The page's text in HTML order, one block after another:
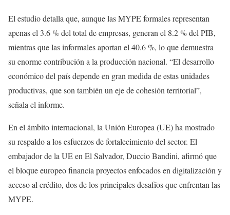
El estudio detalla que, aunque las MYPE formales representan
apenas el 3.6 % del total de empresas, generan el 8.2 % del PIB,
mientras que las informales aportan el 40.6 %, lo que demuestra
su enorme contribución a la producción nacional. “El desarrollo
económico del país depende en gran medida de estas unidades
productivas, que son también un eje de cohesión territorial”,
señala el informe.
En el ámbito internacional, la Unión Europea (UE) ha mostrado
su respaldo a los esfuerzos de fortalecimiento del sector. El
embajador de la UE en El Salvador, Duccio Bandini, afirmó que
el bloque europeo financia proyectos enfocados en digitalización y
acceso al crédito, dos de los principales desafíos que enfrentan las
MYPE.